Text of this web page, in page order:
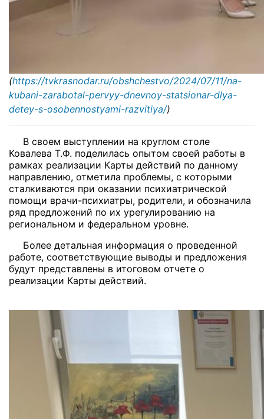
(https://tvkrasnodar.ru/obshchestvo/2024/07/11/na-
kubani-zarabotal-pervyy-dnevnoy-statsionar-dlya-
detey-s-osobennostyami-razvitiya/)
В своем выступлении на круглом столе
Ковалева Т.Ф. поделилась опытом своей работы в
рамках реализации Карты действий по данному
направлению, отметила проблемы, с которыми
сталкиваются при оказании психиатрической
помощи врачи-психиатры, родители, и обозначила
ряд предложений по их урегулированию на
региональном и федеральном уровне.
Более детальная информация о проведенной
работе, соответствующие выводы и предложения
будут представлены в итоговом отчете о
реализации Карты действий.